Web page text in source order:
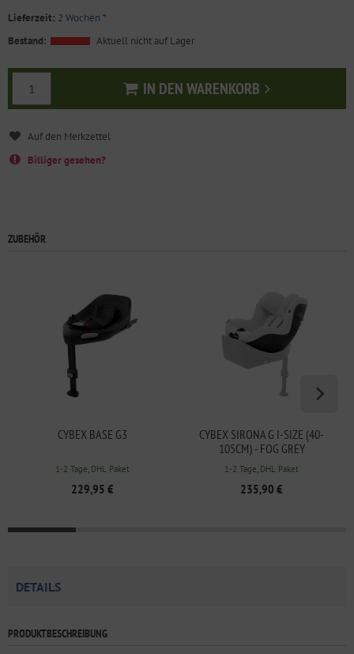
Lieferzeit: 2 Wochen *
Bestand:
Aktuell nicht auf Lager
IN DEN WARENKORB
In den Warenkorb
Billiger gesehen?
ZUBEHÖR
CYBEX BASE G3
1-2 Tage, DHL Paket
229,95 €
CYBEX SIRONA G I-SIZE (40-
105CM) - FOG GREY
1-2 Tage, DHL Paket
235,90 €
DETAILS
PRODUKTBESCHREIBUNG